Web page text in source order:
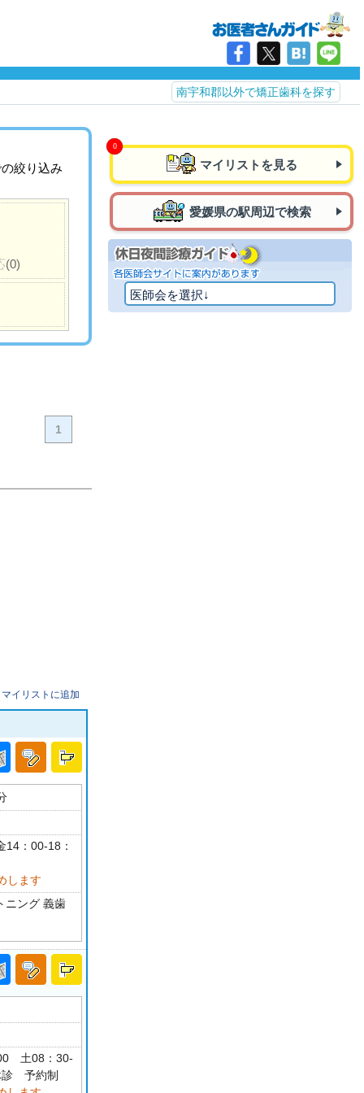
南宇和郡以外で矯正歯科を探す
絞り込み
(0)
1
マイリストに追加
：00-18：
します
ニング 義歯
土08：30-
診 予約制
マイリストを見る
愛媛県の駅周辺で検索